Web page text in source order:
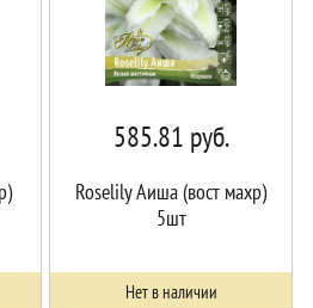
585.81 руб.
Roselily Аиша (вост махр)
5шт
Нет в наличии